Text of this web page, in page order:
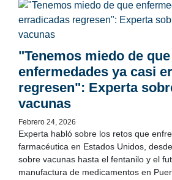
"Tenemos miedo de que
enfermedades ya casi
regresen": Experta
vacunas
Febrero 24, 2026
Experta habló sobre los retos que
farmacéutica en Estados Unidos,
sobre vacunas hasta el fentanilo y el
manufactura de medicamentos en